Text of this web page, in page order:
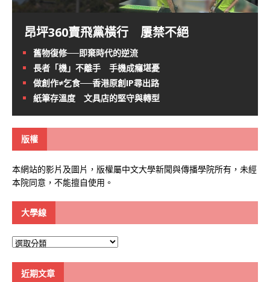
昂坪360賣飛黨橫行 屢禁不絕
舊物復修──即棄時代的逆流
長者「機」不離手 手機成癮堪憂
做創作≠乞食──香港原創IP尋出路
紙筆存溫度 文具店的堅守與轉型
版權
本網站的影片及圖片，版權屬中文大學新聞與傳播學院所有，未經
本院同意，不能擅自使用。
大學線
大
近期文章